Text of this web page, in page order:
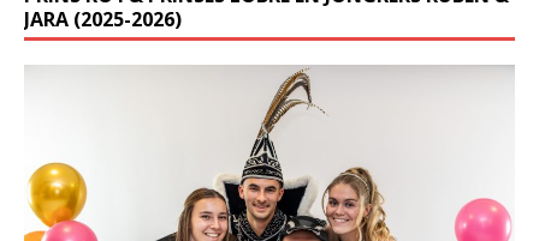
JARA (2025-2026)